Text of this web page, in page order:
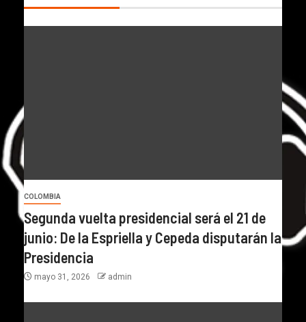
COLOMBIA
Segunda vuelta presidencial será el 21 de
junio: De la Espriella y Cepeda disputarán la
Presidencia
mayo 31, 2026 admin